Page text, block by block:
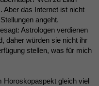
Aber das Internet ist nicht
angeht.
Astrologen verdienen
daher würden sie nicht ihr
stellen, was für mich
Horoskopaspekt gleich viel